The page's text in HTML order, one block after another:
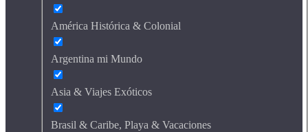
América Histórica & Colonial
Argentina mi Mundo
Asia & Viajes Exóticos
Brasil & Caribe, Playa & Vacaciones